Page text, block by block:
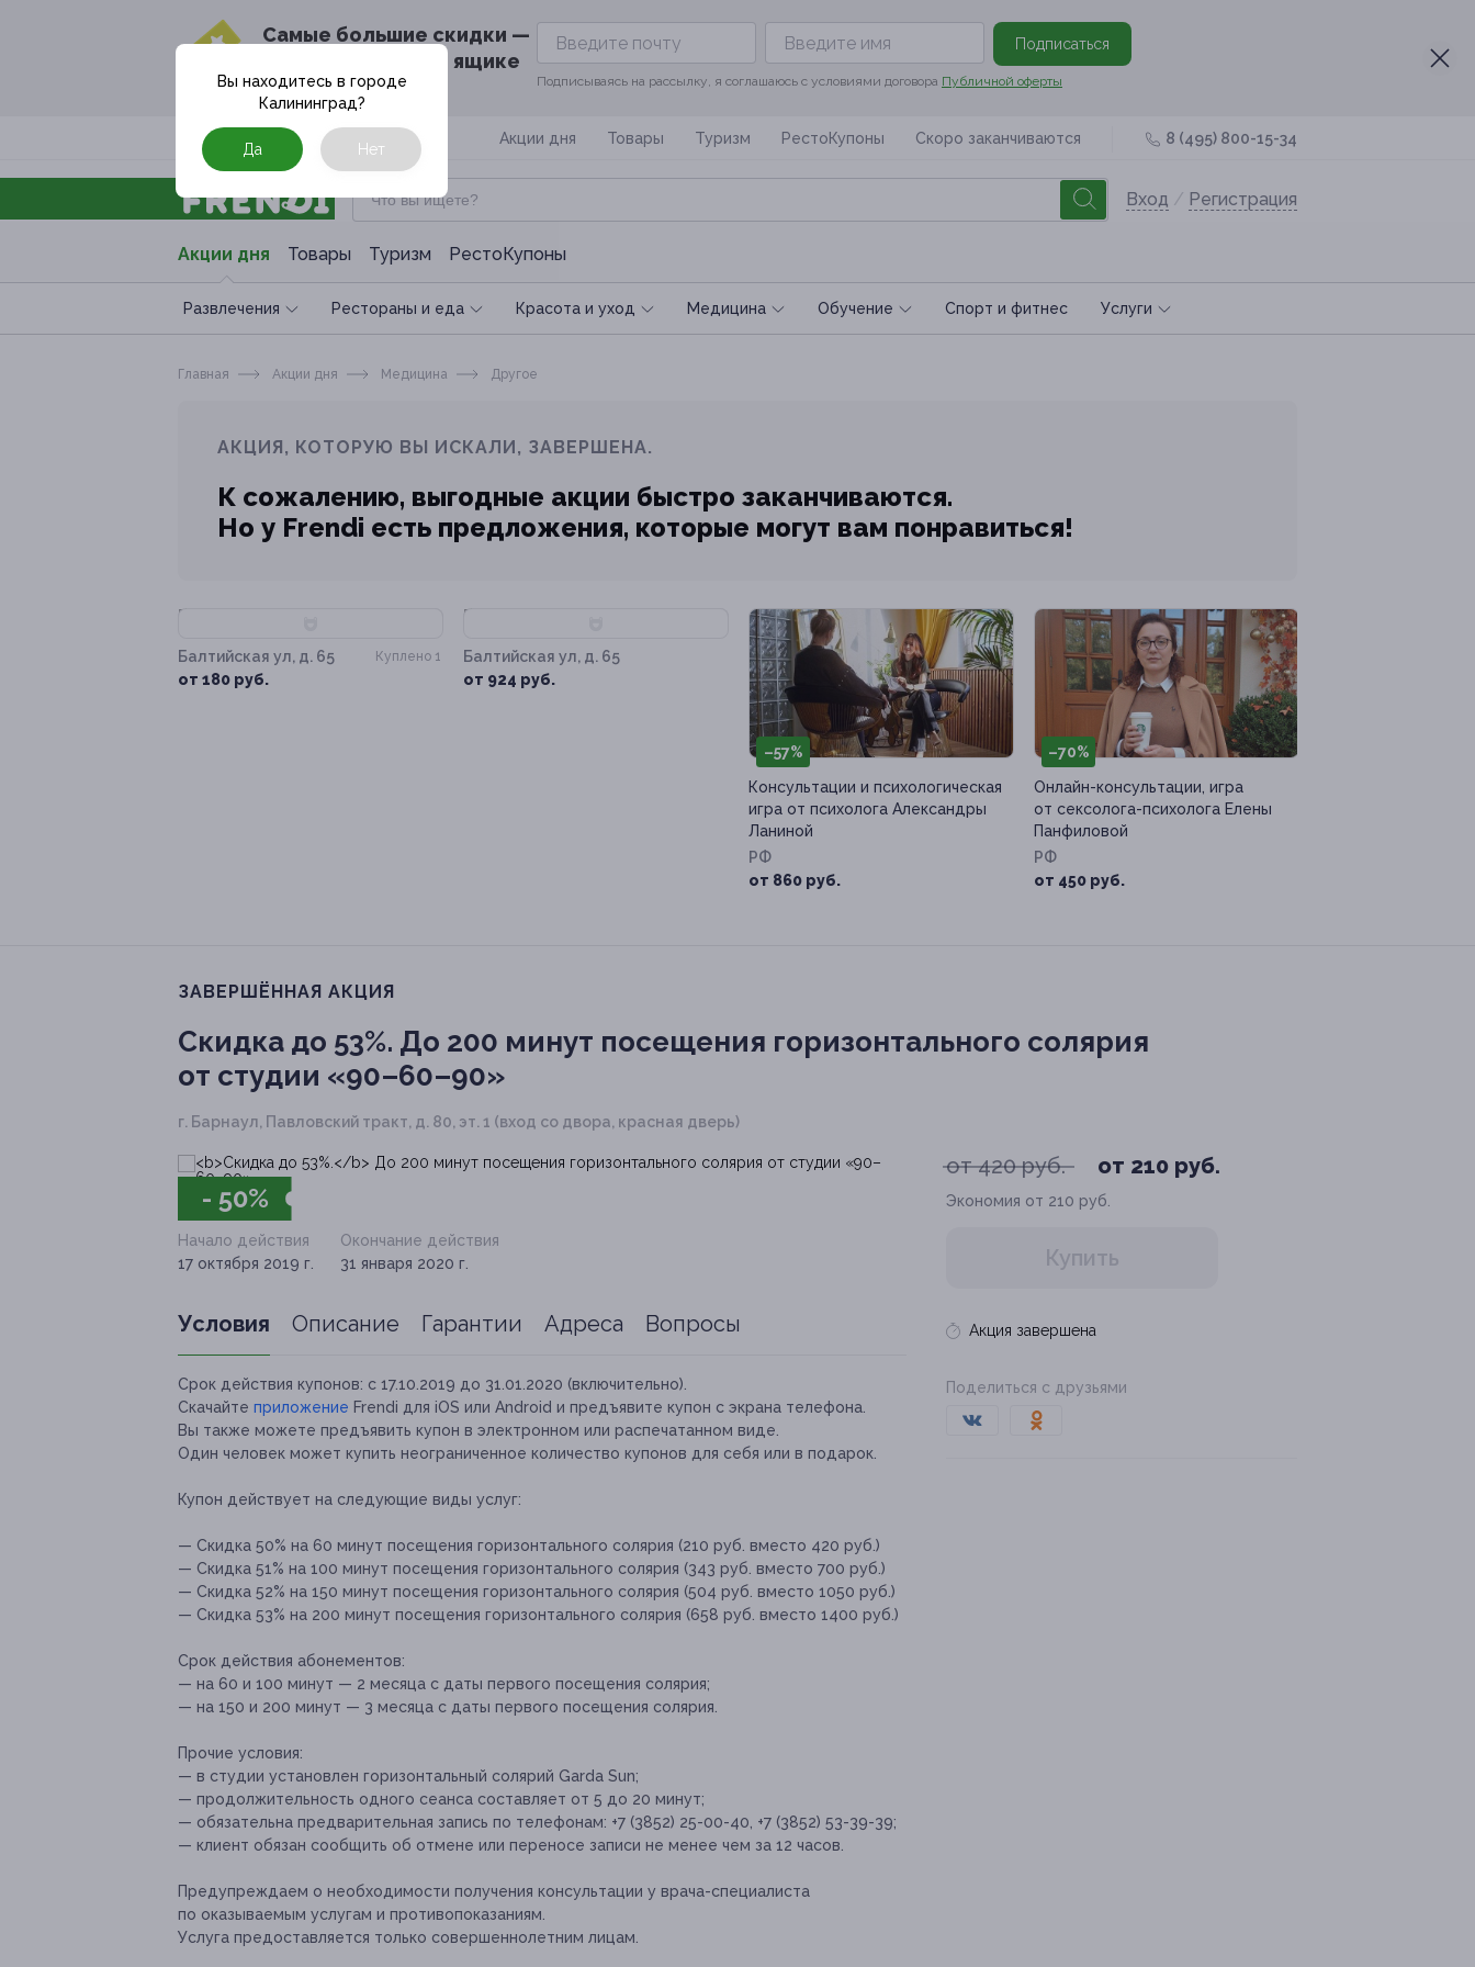
Cамые большие скидки —
в твоём почтовом ящике
Подписаться
Подписываясь на рассылку, я соглашаюсь с условиями договора Публичной оферты
Москва Акции дня Товары Туризм РестоКупоны Скоро заканчиваются 8 (495) 800-15-34
Вход / Регистрация
Акции дня Товары Туризм РестоКупоны
Развлечения Рестораны и еда Красота и уход Медицина Обучение Спoрт и фитнес Услуги
Вы находитесь в городе
Калининград?
Да Нет
Главная Акции дня Медицина Другое
АКЦИЯ, КОТОРУЮ ВЫ ИСКАЛИ, ЗАВЕРШЕНА.
К сожалению, выгодные акции быстро заканчиваются.
Но у Frendi есть предложения, которые могут вам понравиться!
Балтийская ул, д. 65
от 180 руб.
Куплено 1
Балтийская ул, д. 65
от 924 руб.
–57%
Консультации и психологическая
игра от психолога Александры
Ланиной
РФ
от 860 руб.
–70%
Онлайн-консультации, игра
от сексолога-психолога Елены
Панфиловой
РФ
от 450 руб.
ЗАВЕРШЁННАЯ АКЦИЯ
Скидка до 53%. До 200 минут посещения горизонтального солярия
от студии «90–60–90»
г. Барнаул, Павловский тракт, д. 80, эт. 1 (вход со двора, красная дверь)
- 50%
от 420 руб. от 210 руб.
Экономия от 210 руб.
Купить
Акция завершена
Поделиться с друзьями
Начало действия
17 октября 2019 г.
Окончание действия
31 января 2020 г.
Условия Описание Гарантии Адреса Вопросы
Срок действия купонов: с 17.10.2019 до 31.01.2020 (включительно).
Скачайте приложение Frendi для iOS или Android и предъявите купон с экрана телефона.
Вы также можете предъявить купон в электронном или распечатанном виде.
Один человек может купить неограниченное количество купонов для себя или в подарок.
Купон действует на следующие виды услуг:
— Скидка 50% на 60 минут посещения горизонтального солярия (210 руб. вместо 420 руб.)
— Скидка 51% на 100 минут посещения горизонтального солярия (343 руб. вместо 700 руб.)
— Скидка 52% на 150 минут посещения горизонтального солярия (504 руб. вместо 1050 руб.)
— Скидка 53% на 200 минут посещения горизонтального солярия (658 руб. вместо 1400 руб.)
Срок действия абонементов:
— на 60 и 100 минут — 2 месяца с даты первого посещения солярия;
— на 150 и 200 минут — 3 месяца с даты первого посещения солярия.
Прочие условия:
— в студии установлен горизонтальный солярий Garda Sun;
— продолжительность одного сеанса составляет от 5 до 20 минут;
— обязательна предварительная запись по телефонам: +7 (3852) 25-00-40, +7 (3852) 53-39-39;
— клиент обязан сообщить об отмене или переносе записи не менее чем за 12 часов.
Предупреждаем о необходимости получения консультации у врача-специалиста
по оказываемым услугам и противопоказаниям.
Услуга предоставляется только совершеннолетним лицам.